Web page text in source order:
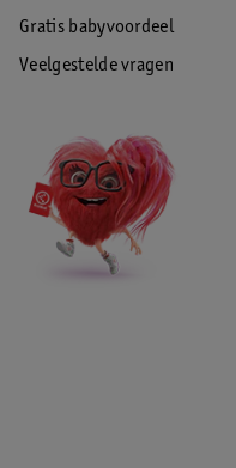
Gratis babyvoordeel
Veelgestelde vragen